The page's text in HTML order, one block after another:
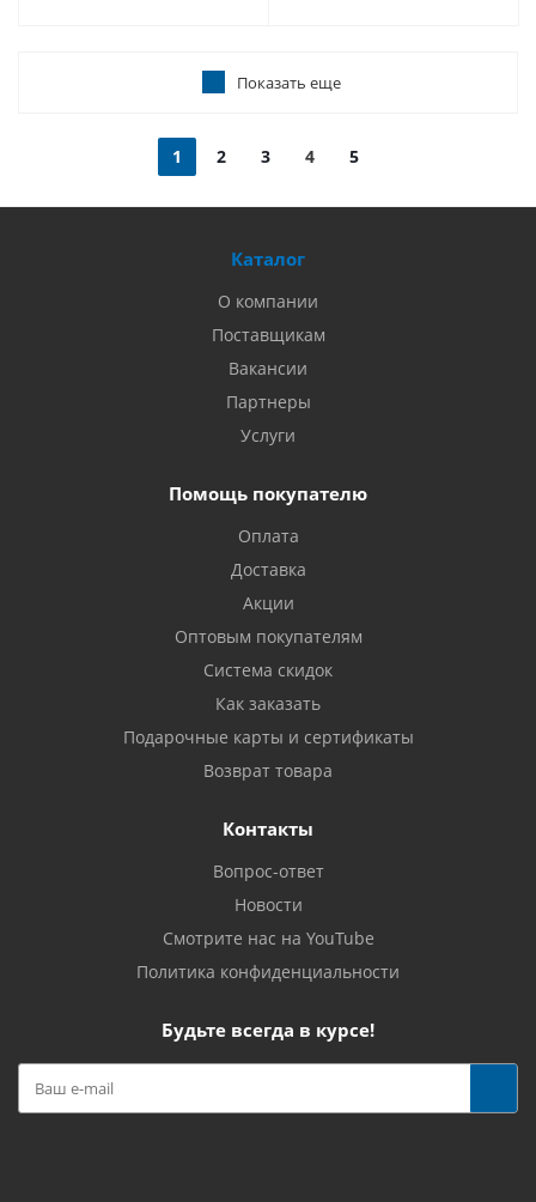
Показать еще
1 2 3 4 5
Каталог
О компании
Поставщикам
Вакансии
Партнеры
Услуги
Помощь покупателю
Оплата
Доставка
Акции
Оптовым покупателям
Система скидок
Как заказать
Подарочные карты и сертификаты
Возврат товара
Контакты
Вопрос-ответ
Новости
Смотрите нас на YouTube
Политика конфиденциальности
Будьте всегда в курсе!